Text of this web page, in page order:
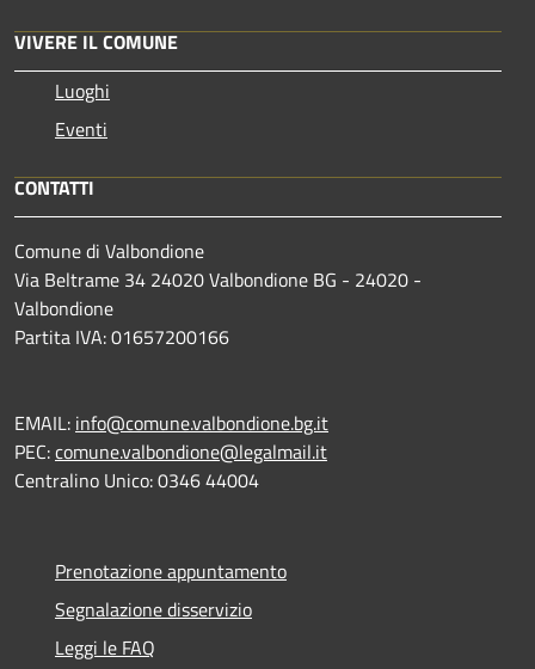
VIVERE IL COMUNE
Luoghi
Eventi
CONTATTI
Comune di Valbondione
Via Beltrame 34 24020 Valbondione BG - 24020 -
Valbondione
Partita IVA: 01657200166
EMAIL: info@comune.valbondione.bg.it
PEC:comune.valbondione@legalmail.it
Centralino Unico: 0346 44004
Prenotazione appuntamento
Segnalazione disservizio
Leggi le FAQ